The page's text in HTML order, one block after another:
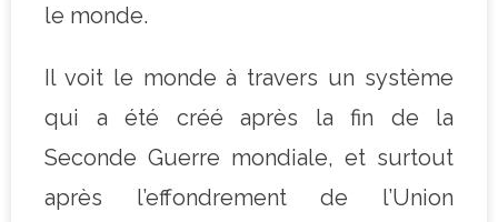
le monde.
Il voit le monde à travers un système
qui a été créé après la fin de la
Seconde Guerre mondiale, et surtout
après l’effondrement de l’Union